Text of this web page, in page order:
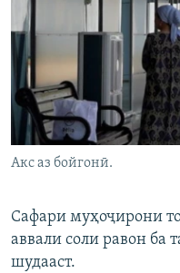
Акс аз бойгонӣ.
Сафари муҳоҷирони
аввали соли равон ба
шудааст.